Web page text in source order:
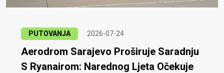
PUTOVANJA 2026-07-24
Aerodrom Sarajevo Proširuje Saradnju
S Ryanairom: Narednog Ljeta Očekuje